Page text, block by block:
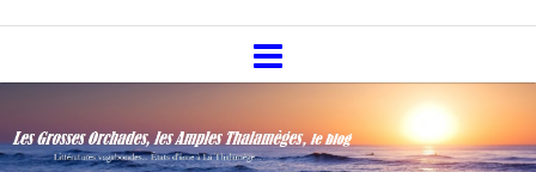
Les Grosses Orchades, les Amples
Thalamèges, le blog